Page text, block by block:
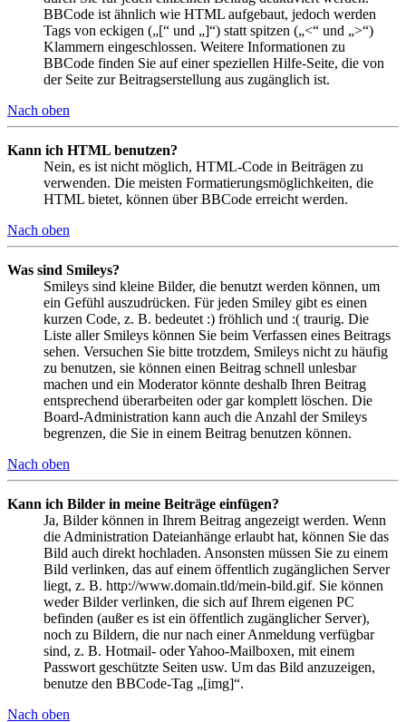
BBCode ist ähnlich wie HTML aufgebaut, jedoch werden
Tags von eckigen („[“ und „]“) statt spitzen („<“ und „>“)
Klammern eingeschlossen. Weitere Informationen zu
BBCode finden Sie auf einer speziellen Hilfe-Seite, die von
der Seite zur Beitragserstellung aus zugänglich ist.
Nach oben
Kann ich HTML benutzen?
Nein, es ist nicht möglich, HTML-Code in Beiträgen zu
verwenden. Die meisten Formatierungsmöglichkeiten, die
HTML bietet, können über BBCode erreicht werden.
Nach oben
Was sind Smileys?
Smileys sind kleine Bilder, die benutzt werden können, um
ein Gefühl auszudrücken. Für jeden Smiley gibt es einen
kurzen Code, z. B. bedeutet :) fröhlich und :( traurig. Die
Liste aller Smileys können Sie beim Verfassen eines Beitrags
sehen. Versuchen Sie bitte trotzdem, Smileys nicht zu häufig
zu benutzen, sie können einen Beitrag schnell unlesbar
machen und ein Moderator könnte deshalb Ihren Beitrag
entsprechend überarbeiten oder gar komplett löschen. Die
Board-Administration kann auch die Anzahl der Smileys
begrenzen, die Sie in einem Beitrag benutzen können.
Nach oben
Kann ich Bilder in meine Beiträge einfügen?
Ja, Bilder können in Ihrem Beitrag angezeigt werden. Wenn
die Administration Dateianhänge erlaubt hat, können Sie das
Bild auch direkt hochladen. Ansonsten müssen Sie zu einem
Bild verlinken, das auf einem öffentlich zugänglichen Server
liegt, z. B. http://www.domain.tld/mein-bild.gif. Sie können
weder Bilder verlinken, die sich auf Ihrem eigenen PC
befinden (außer es ist ein öffentlich zugänglicher Server),
noch zu Bildern, die nur nach einer Anmeldung verfügbar
sind, z. B. Hotmail- oder Yahoo-Mailboxen, mit einem
Passwort geschützte Seiten usw. Um das Bild anzuzeigen,
benutze den BBCode-Tag „[img]“.
Nach oben